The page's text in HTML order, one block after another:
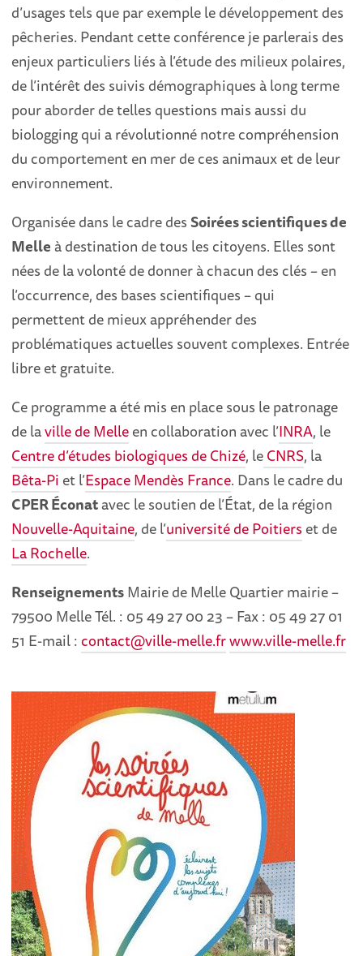
d’usages tels que par exemple le développement des
pêcheries. Pendant cette conférence je parlerais des
enjeux particuliers liés à l’étude des milieux polaires,
de l’intérêt des suivis démographiques à long terme
pour aborder de telles questions mais aussi du
biologging qui a révolutionné notre compréhension
du comportement en mer de ces animaux et de leur
environnement.
Organisée dans le cadre desSoirées scientifiques de
Melleà destination de tous les citoyens. Elles sont
nées de la volonté de donner à chacun des clés – en
l’occurrence, des bases scientifiques – qui
permettent de mieux appréhender des
problématiques actuelles souvent complexes. Entrée
libre et gratuite.
Ce programme a été mis en place sous le patronage
de laville de Melleen collaboration avec l’INRA, le
Centre d’études biologiques de Chizé, leCNRS, la
Bêta-Pi et l’Espace Mendès France. Dans le cadre du
CPER Éconatavec le soutien de l’État, de la région
Nouvelle-Aquitaine, de l’université de Poitiers et de
La Rochelle.
RenseignementsMairie de Melle Quartier mairie –
79500 Melle Tél. : 05 49 27 00 23 – Fax : 05 49 27 01
51 E-mail :contact@ville-melle.frwww.ville-melle.fr